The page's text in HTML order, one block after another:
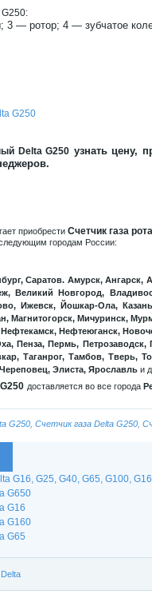
G250:
— ротор; 4 — зубчатое
Delta G250 узнать цену,
приобрести Счетчик газа
городам России:
Саратов. Амурск,
Великий Новгород,
Ижевск, Йошкар-Ола,
Магнитогорск, Мичуринск,
Нефтеюганск,
Пенза, Пермь, Петрозаводск,
Таганрог, Тамбов, Тверь,
Элиста, Ярославль и
доставляется во все города
G250 Счетчик газа Delta G250
G16, G25, G40, G65, G100,
G650
G16
G160
G65